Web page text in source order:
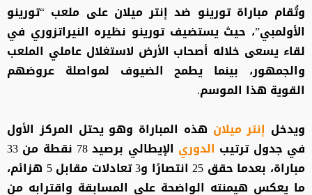
وتُقام مباراة تورينو ضد إنتر ميلان على ملعب “تورينو
الأولمبي”، حيث يستضيف تورينو نظيره النيراتزوري في
لقاء يسعى خلاله أصحاب الأرض لاستغلال عاملي الملعب
والجمهور، بينما يطمح الضيوف لمواصلة عروضهم
القوية هذا الموسم.
ويدخل إنتر ميلان هذه المباراة وهو يحتل المركز الأول
في جدول ترتيب الدوري
الإيطالي برصيد 78 نقطة من 33
مباراة، بعدما حقق 25 انتصارًا و3 تعادلات مقابل 5 هزائم،
ما يعكس هيمنته الواضحة على المسابقة واقترابه من